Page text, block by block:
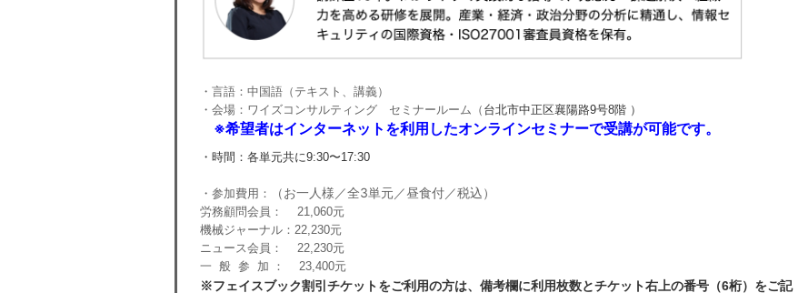
・言語：中国語（テキスト、講義）
・会場： ワイズコンサルティング セミナールーム（ 台北市中正区襄陽路9号8階 ）
※希望者はインターネットを利用したオンラインセミナーで受講が可能です。
・時間：各単元共に9:30〜17:30
・参加費用： （お一人様／全3単元／昼食付／税込）
労務顧問会員： 21,060元
機械ジャーナル：22,230元
ニュース会員： 22,230元
一 般 参 加 ： 23,400元
※フェイスブック割引チケットをご利用の方は、備考欄に利用枚数とチケット右上の番号（6桁）をご記